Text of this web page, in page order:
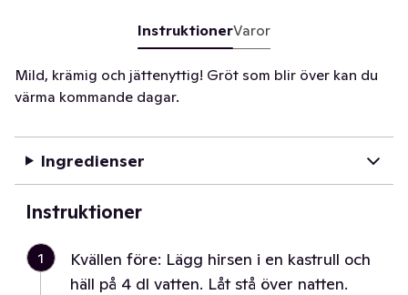
InstruktionerVaror
Mild, krämig och jättenyttig! Gröt som blir över kan du
värma kommande dagar.
Ingredienser
Instruktioner
1
Kvällen före: Lägg hirsen i en kastrull och
häll på 4 dl vatten. Låt stå över natten.